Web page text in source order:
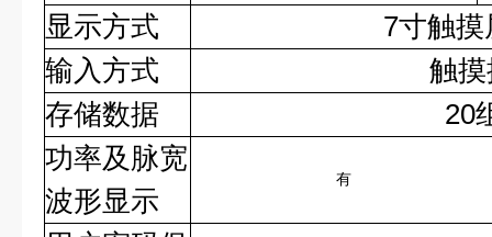
显示方式
7寸触摸屏显
输入方式
触摸控
存储数据
20
功率及脉宽
波形显示
有